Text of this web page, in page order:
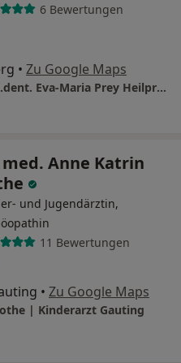
6 Bewertungen
• Zu Google Maps
Heilpraxis Prey Dr.med.dent. Eva-Maria Prey Heilpraktikerin
med. Anne Katrin
und Jugendärztin,
11 Bewertungen
• Zu Google Maps
| Kinderarzt Gauting